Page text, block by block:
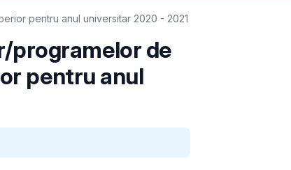
pentru anul universitar 2020 - 2021
programelor de
pentru anul